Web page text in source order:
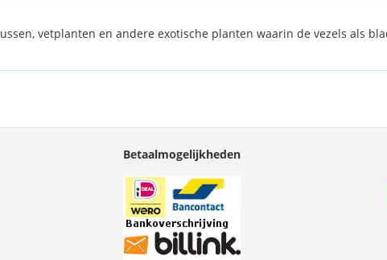
vetplanten en andere exotische planten waarin de vezels als
Betaalmogelijkheden